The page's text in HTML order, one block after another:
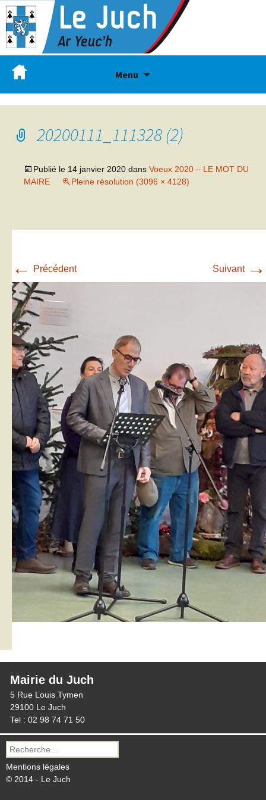
Menu
20200111_111328 (2)
Publié le 14 janvier 2020 dans Voeux 2020 – LE MOT DU
MAIRE
Pleine résolution (3096 × 4128)
← Précédent Suivant →
Mairie du Juch
5 Rue Louis Tymen
29100 Le Juch
Tel : 02 98 74 71 50
Recherche
pour :
Mentions légales
© 2014 - Le Juch